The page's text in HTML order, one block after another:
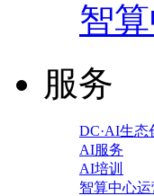
智
服务
DC·AI生态
AI服务
AI培训
智算中心